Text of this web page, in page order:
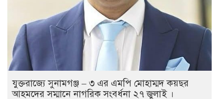
যুক্তরাজ্যে সুনামগঞ্জ – ৩ এর এমপি মোহাম্মদ কয়ছর
আহমদের সম্মানে নাগরিক সংবর্ধনা ২৭ জুলাই ।